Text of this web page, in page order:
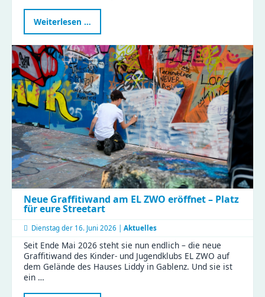
Weiterlesen …
2026
im
Haus
Liddy
Neue Graffitiwand am EL ZWO eröffnet – Platz
für eure Streetart
Dienstag der 16. Juni 2026 | Aktuelles
Seit Ende Mai 2026 steht sie nun endlich – die neue
Graffitiwand des Kinder- und Jugendklubs EL ZWO auf
dem Gelände des Hauses Liddy in Gablenz. Und sie ist
ein …